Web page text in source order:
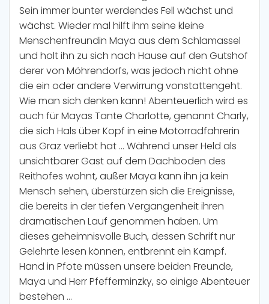
Sein immer bunter werdendes Fell wächst und
wächst. Wieder mal hilft ihm seine kleine
Menschenfreundin Maya aus dem Schlamassel
und holt ihn zu sich nach Hause auf den Gutshof
derer von Möhrendorfs, was jedoch nicht ohne
die ein oder andere Verwirrung vonstattengeht.
Wie man sich denken kann! Abenteuerlich wird es
auch für Mayas Tante Charlotte, genannt Charly,
die sich Hals über Kopf in eine Motorradfahrerin
aus Graz verliebt hat … Während unser Held als
unsichtbarer Gast auf dem Dachboden des
Reithofes wohnt, außer Maya kann ihn ja kein
Mensch sehen, überstürzen sich die Ereignisse,
die bereits in der tiefen Vergangenheit ihren
dramatischen Lauf genommen haben. Um
dieses geheimnisvolle Buch, dessen Schrift nur
Gelehrte lesen können, entbrennt ein Kampf.
Hand in Pfote müssen unsere beiden Freunde,
Maya und Herr Pfefferminzky, so einige Abenteuer
bestehen …